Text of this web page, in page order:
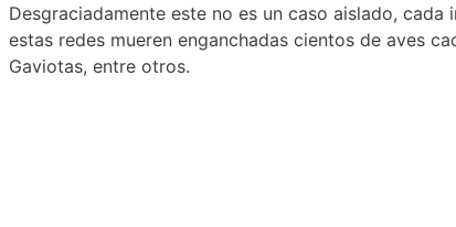
Desgraciadamente este no es un caso aislado,
estas redes mueren enganchadas cientos de aves
Gaviotas, entre otros.